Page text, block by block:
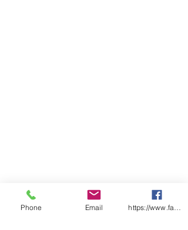
Phone Email